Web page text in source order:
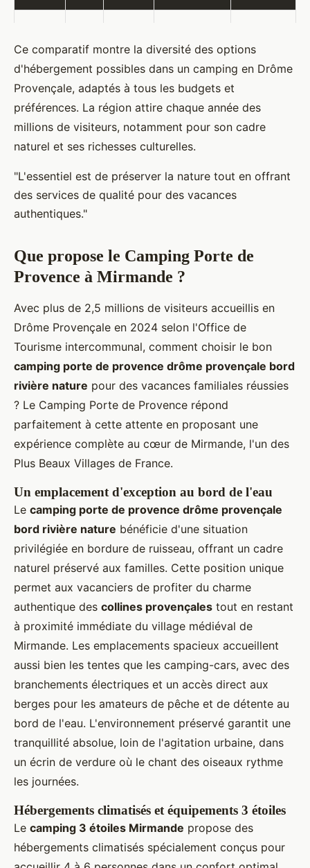
Mobil
-
home
s
clima
6
on
ne
s /
25
30
m²
820 -
1200
Cuisine
équipée,
terrasse,
climatisati
on, salle
Confort
modern
nature,
accès
e
ents
camp
ing-
-
12
²,
vu
lin
e
32 -
50
Raccorde
ments
s, eau
potable,
évacuatio
grises
é pour
é,
proximit
accès
WiFi
acem
ents
tente
60
-
10
²,
bo
rd
rivi
èr
e
14 -
23
Sanitaires
modernes,
ent
électrique,
espace
privatif à
l'eau
Immersi
on
nature,
tarif
avantag
eux,
idéal
famille
Ce comparatif montre la diversité des options
d'hébergement possibles dans un camping en Drôme
Provençale, adaptés à tous les budgets et
préférences. La région attire chaque année des
millions de visiteurs, notamment pour son cadre
naturel et ses richesses culturelles.
"L'essentiel est de préserver la nature tout en offrant
des services de qualité pour des vacances
authentiques."
Que propose le Camping Porte de
Provence à Mirmande ?
Avec plus de 2,5 millions de visiteurs accueillis en
Drôme Provençale en 2024 selon l'Office de
Tourisme intercommunal, comment choisir le bon
camping porte de provence drôme provençale bord
rivière nature pour des vacances familiales réussies
? Le Camping Porte de Provence répond
parfaitement à cette attente en proposant une
expérience complète au cœur de Mirmande, l'un des
Plus Beaux Villages de France.
Un emplacement d'exception au bord de l'eau
Le camping porte de provence drôme provençale
bord rivière nature bénéficie d'une situation
privilégiée en bordure de ruisseau, offrant un cadre
naturel préservé aux familles. Cette position unique
permet aux vacanciers de profiter du charme
authentique des collines provençales tout en restant
à proximité immédiate du village médiéval de
Mirmande. Les emplacements spacieux accueillent
aussi bien les tentes que les camping-cars, avec des
branchements électriques et un accès direct aux
berges pour les amateurs de pêche et de détente au
bord de l'eau. L'environnement préservé garantit une
tranquillité absolue, loin de l'agitation urbaine, dans
un écrin de verdure où le chant des oiseaux rythme
les journées.
Hébergements climatisés et équipements 3 étoiles
Le camping 3 étoiles Mirmande propose des
hébergements climatisés spécialement conçus pour